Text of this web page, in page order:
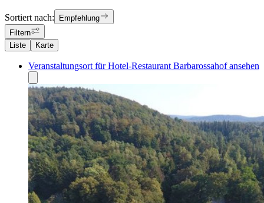
Sortiert nach:
Empfehlung
Filtern
Liste
Karte
Veranstaltungsort für Hotel-Restaurant Barbarossahof ansehen